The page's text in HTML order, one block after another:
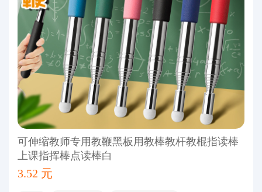
可伸缩教师专用教鞭黑板用教棒教杆教棍指读棒
上课指挥棒点读棒白
3.52 元